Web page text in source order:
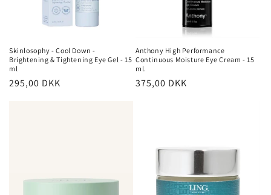
n
:
Skinlosophy - Cool Down -
Brightening & Tightening Eye Gel - 15
ml
Normalpris
295,00 DKK
Anthony High Performance
Continuous Moisture Eye Cream - 15
ml.
Normalpris
375,00 DKK